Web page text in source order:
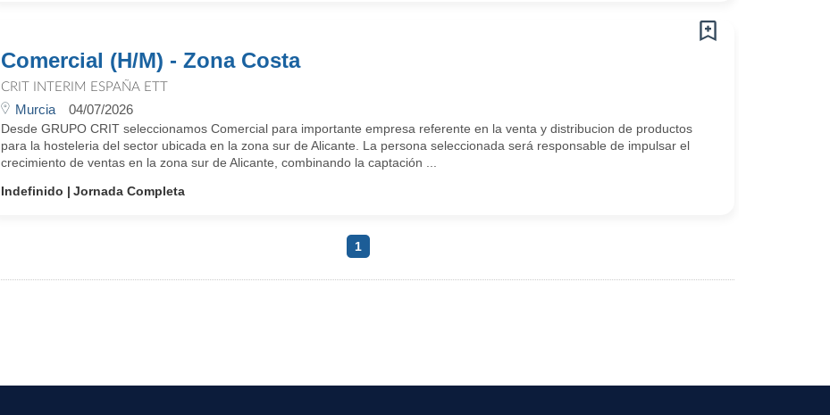
Comercial (H/M) - Zona Costa
CRIT INTERIM ESPAÑA ETT
Murcia 04/07/2026
Desde GRUPO CRIT seleccionamos Comercial para importante empresa referente en la venta y distribucion de productos
para la hosteleria del sector ubicada en la zona sur de Alicante. La persona seleccionada será responsable de impulsar el
crecimiento de ventas en la zona sur de Alicante, combinando la captación ...
Indefinido
Jornada Completa
1